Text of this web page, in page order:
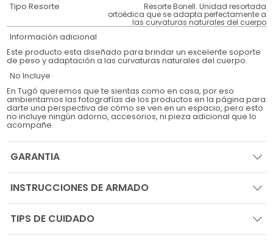
Tipo Resorte Resorte Bonell. Unidad resortada
ortoédica que se adapta perfectamente a
las curvaturas naturales del cuerpo
Información adicional
Este producto esta diseñado para brindar un excelente soporte
de peso y adaptación a las curvaturas naturales del cuerpo.
No Incluye
En Tugó queremos que te sientas como en casa, por eso
ambientamos las fotografías de los productos en la página para
darte una perspectiva de cómo se ven en un espacio, pero esto
no incluye ningún adorno, accesorios, ni pieza adicional que lo
acompañe.
GARANTIA
INSTRUCCIONES DE ARMADO
TIPS DE CUIDADO